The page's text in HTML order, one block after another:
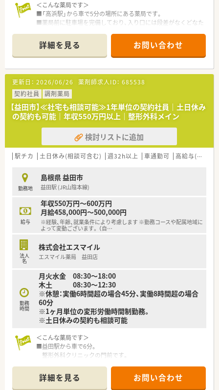
＜こんな薬局です＞
■「高浜駅」から車で5分の場所にある薬局です。
■薬局前に駐車場を完備しており、入り口には段差がなくどなた
■広々とした待合スペースにはテレビがあり、退屈することなく
薬を待つことができます。また自由に使うことのできる血圧計
があるので、患者様は日々の健康管理にお役立ていただいており
ます。
＜業務内容＞
■心療内科, 内科をはじめ、リハビリテーション科、脳神経内科、
放射線科も応需をしております。
■処方箋枚数は70枚/日を応需しており、薬剤師は3名体制にな
ります。
■教育研修制度が充実しています。
配属先の店舗では、指導・育成経験が豊富な店舗スタッフによる
集合研修や個々の研修、社外研修、マネジメント研修など、成長
できる教育体制を整えています。
（研修例）
新入社員研修入社時集合研修
約3週間（スズケングループ入社時合同教育、ビジネスマナー研
修、介護・高齢者体験研修・AED講習、その他導入研修）局内研修
(OJT/100症例処方解析スキル確認チェックシート活用等)職種別
学会発表、グループ会社合同研修、研修旅行など
＜法人特徴＞
です。
■1982年の創業以来、人々が笑顔になれる薬局を目指して地域
の医療貢献に取り組み、中国エリアに116店舗の薬局を展開する
法人です。
■全ての患者様が同等かつ上質な医療を受けることができるよ
う、笑顔をキーワードに患者様の為に何ができるかを常に考え、
■しっかりと基盤を固め、まずは保険薬局として患者さんに寄り
添って服薬指導を行う「かかりつけ薬局」になること。その上で
健康に関する相談窓口として地域の皆様の主体的な健康の維持・
増進を積極的に支援する「健康サポート薬局」を目指し、さらに
病院や介護施設などと連携を強化することで地域包括ケアにつ
詳細を見る お問い合わせ
更新日： 2026/06/26 薬剤師求人ID： 685538
契約社員
調剤薬局
【益田市】≪社宅も相談可能≫1年単位の契約社員｜土日休み
の契約も可能｜年収550万円以上｜整形外科メイン
検討リストに追加
駅チカ 土日休み(相談可含む) 週32h以上 車通勤可 高給与(600万円以上)
勤務地
島根県 益田市
益田駅 (JR山陰本線)
給与
年収550万円～600万円
月給458,000円～500,000円
※経験、年齢、就業条件により考慮します ※勤務コースや配属地域に
よって変動ございます。 （自…
法人
名
株式会社エスマイル
エスマイル薬局 益田店
勤務
時間
月火水金 08:30～18:00
木土 08:30～12:30
※休憩：実働6時間超の場合45分、実働8時間超の場合
60分
※1ヶ月単位の変形労働時間制勤務。
※土日休みの契約も相談可能
＜こんな薬局です＞
■益田駅から車で6分。
整形外科クリニックの門前です。
バリアフリー対応も積極的に取り組んでいます。
店舗の入口は広く、車いすを利用される方が
詳細を見る お問い合わせ